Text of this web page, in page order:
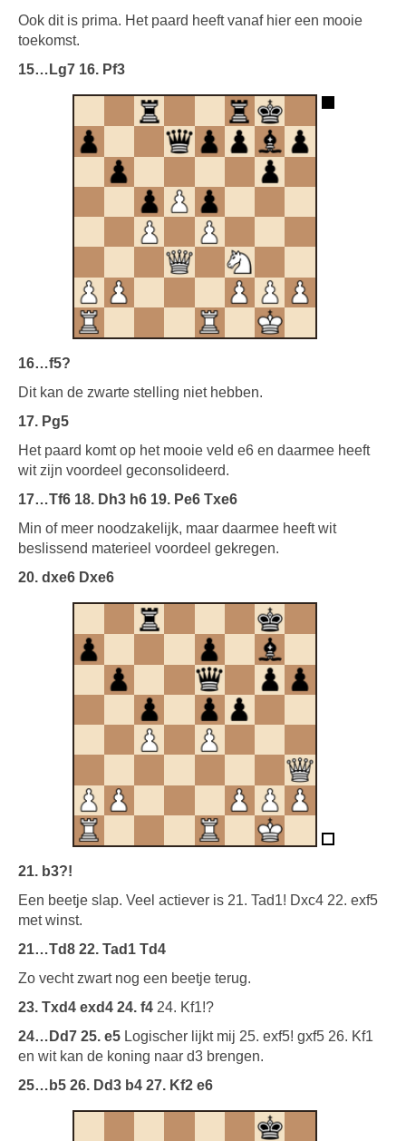
Ook dit is prima. Het paard heeft vanaf hier een mooie
toekomst.
15…Lg7 16. Pf3
16…f5?
Dit kan de zwarte stelling niet hebben.
17. Pg5
Het paard komt op het mooie veld e6 en daarmee heeft
wit zijn voordeel geconsolideerd.
17…Tf6 18. Dh3 h6 19. Pe6 Txe6
Min of meer noodzakelijk, maar daarmee heeft wit
beslissend materieel voordeel gekregen.
20. dxe6 Dxe6
21. b3?!
Een beetje slap. Veel actiever is 21. Tad1! Dxc4 22. exf5
met winst.
21…Td8 22. Tad1 Td4
Zo vecht zwart nog een beetje terug.
23. Txd4 exd4 24. f4 24. Kf1!?
24…Dd7 25. e5 Logischer lijkt mij 25. exf5! gxf5 26. Kf1
en wit kan de koning naar d3 brengen.
25…b5 26. Dd3 b4 27. Kf2 e6